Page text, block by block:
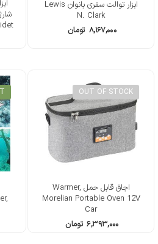
ابزار توالت سفری بانوان Lewis
N. Clark
۸,۱۶۷,۰۰۰ تومان
OUT OF STOCK
اجاق قابل حمل Warmer,
Morelian Portable Oven 12V
Car
۶,۳۹۳,۰۰۰ تومان